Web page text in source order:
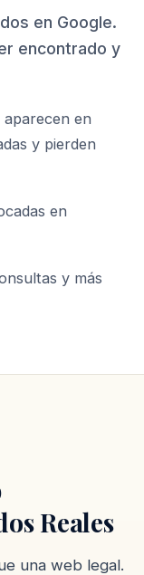
en Google.
encontrado y
en
y pierden
en
y más
Reales
una web legal.